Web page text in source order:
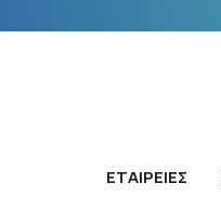
ΕΤΑΙΡΕΙΕΣ